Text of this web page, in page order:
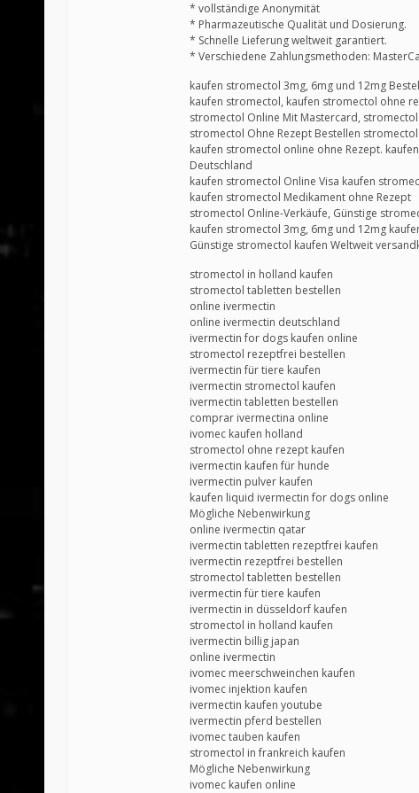
* vollständige Anonymität
* Pharmazeutische Qualität und Dosierung.
* Schnelle Lieferung weltweit garantiert.
* Verschiedene Zahlungsmethoden:
kaufen stromectol 3mg, 6mg und 12mg
kaufen stromectol, kaufen stromectol ohne
stromectol Online Mit Mastercard,
stromectol Ohne Rezept Bestellen
kaufen stromectol online ohne Rezept.
Deutschland
kaufen stromectol Online Visa kaufen
kaufen stromectol Medikament ohne Rezept
stromectol Online-Verkäufe, Günstige
kaufen stromectol 3mg, 6mg und 12mg
Günstige stromectol kaufen Weltweit
stromectol in holland kaufen
stromectol tabletten bestellen
online ivermectin
online ivermectin deutschland
ivermectin for dogs kaufen online
stromectol rezeptfrei bestellen
ivermectin für tiere kaufen
ivermectin stromectol kaufen
ivermectin tabletten bestellen
comprar ivermectina online
ivomec kaufen holland
stromectol ohne rezept kaufen
ivermectin kaufen für hunde
ivermectin pulver kaufen
kaufen liquid ivermectin for dogs online
Mögliche Nebenwirkung
online ivermectin qatar
ivermectin tabletten rezeptfrei kaufen
ivermectin rezeptfrei bestellen
stromectol tabletten bestellen
ivermectin für tiere kaufen
ivermectin in düsseldorf kaufen
stromectol in holland kaufen
ivermectin billig japan
online ivermectin
ivomec meerschweinchen kaufen
ivomec injektion kaufen
ivermectin kaufen youtube
ivermectin pferd bestellen
ivomec tauben kaufen
stromectol in frankreich kaufen
Mögliche Nebenwirkung
ivomec kaufen online